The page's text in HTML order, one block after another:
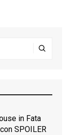
in Fata
SPOILER